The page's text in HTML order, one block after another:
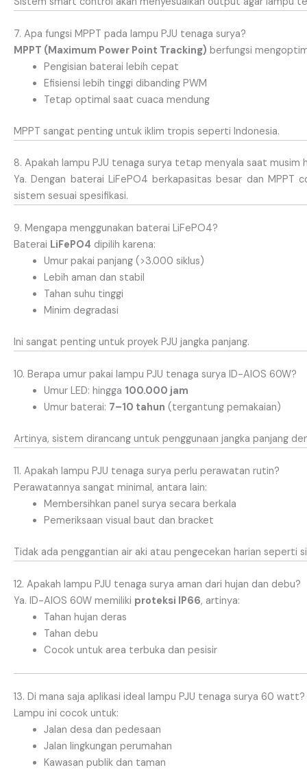
7. Apa fungsi MPPT pada lampu PJU tenaga surya?
MPPT (Maximum Power Point Tracking) berfungsi
Pengisian baterai lebih cepat
Efisiensi lebih tinggi dibanding PWM
Tetap optimal saat cuaca mendung
MPPT sangat penting untuk iklim tropis seperti Indonesia.
8. Apakah lampu PJU tenaga surya tetap menyala saat musim
Ya. Dengan baterai LiFePO4 berkapasitas besar dan
sistem sesuai spesifikasi.
9. Mengapa menggunakan baterai LiFePO4?
Baterai LiFePO4 dipilih karena:
Umur pakai panjang (>3.000 siklus)
Lebih aman dan stabil
Tahan suhu tinggi
Minim degradasi
Ini sangat penting untuk proyek PJU jangka panjang.
10. Berapa umur pakai lampu PJU tenaga surya ID-AIOS 60W?
Umur LED: hingga 100.000 jam
Umur baterai: 7–10 tahun (tergantung pemakaian)
Artinya, sistem dirancang untuk penggunaan jangka panjang
11. Apakah lampu PJU tenaga surya perlu perawatan rutin?
Perawatannya sangat minimal, antara lain:
Membersihkan panel surya secara berkala
Pemeriksaan visual baut dan bracket
Tidak ada penggantian air aki atau pengecekan harian seperti
12. Apakah lampu PJU tenaga surya aman dari hujan dan debu?
Ya. ID-AIOS 60W memiliki proteksi IP66, artinya:
Tahan hujan deras
Tahan debu
Cocok untuk area terbuka dan pesisir
13. Di mana saja aplikasi ideal lampu PJU tenaga surya 60 watt?
Lampu ini cocok untuk:
Jalan desa dan pedesaan
Jalan lingkungan perumahan
Kawasan publik dan taman